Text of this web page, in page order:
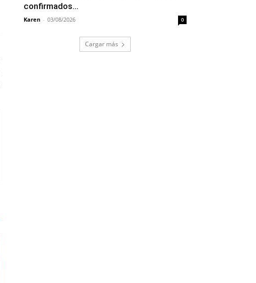
confirmados...
Karen - 03/08/2026 0
Cargar más